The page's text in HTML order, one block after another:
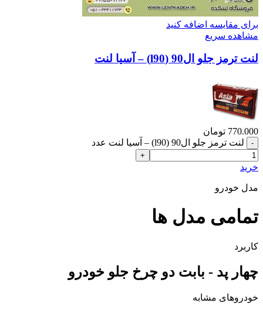
برای مقایسه اضافه کنید
مشاهده سریع
لنت ترمز جلو ال90 (l90) – آسیا لنت
770.000 تومان
لنت ترمز جلو ال90 (l90) – آسیا لنت عدد
خرید
مدل خودرو
تمامی مدل ها
کاربرد
چهار پد - بابت دو چرخ جلو خودرو
خودروهای مشابه